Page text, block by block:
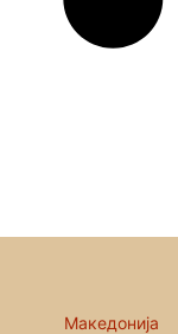
Македонија